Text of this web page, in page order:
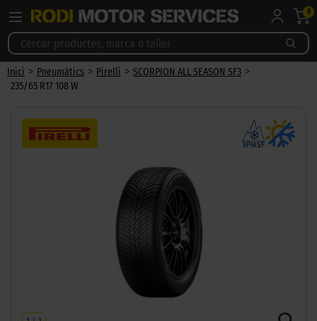
0
Inici > Pneumàtics > Pirelli > SCORPION ALL SEASON SF3 >
235/65 R17 108 W